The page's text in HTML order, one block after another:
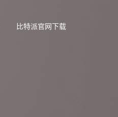
比特派官网下载